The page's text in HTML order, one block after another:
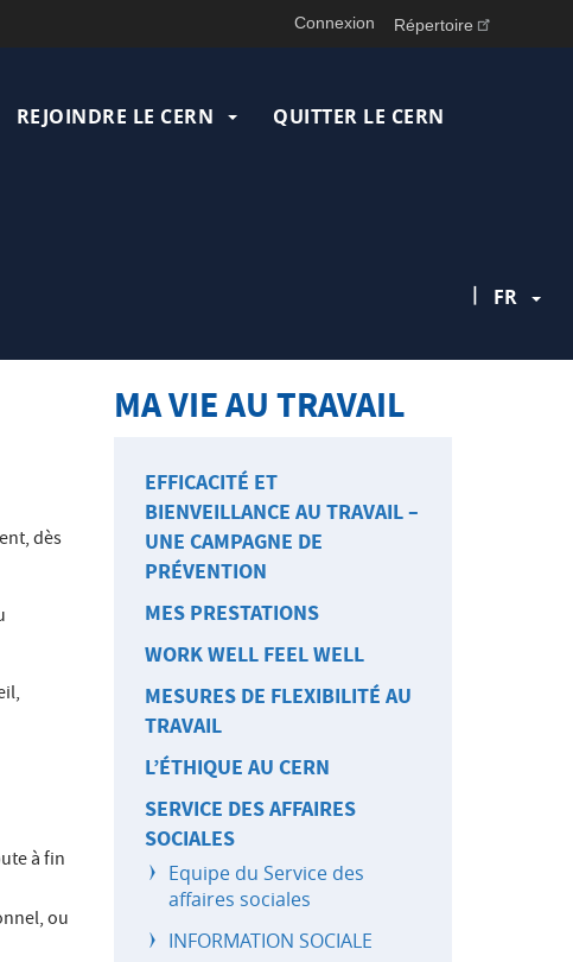
Connexion Répertoire
REJOINDRE LE CERN QUITTER LE CERN
| FR
dès
à fin
ou
MA VIE AU TRAVAIL
EFFICACITÉ ET
BIENVEILLANCE AU TRAVAIL –
UNE CAMPAGNE DE
PRÉVENTION
MES PRESTATIONS
WORK WELL FEEL WELL
MESURES DE FLEXIBILITÉ AU
TRAVAIL
L’ÉTHIQUE AU CERN
SERVICE DES AFFAIRES
SOCIALES
Equipe du Service des
affaires sociales
INFORMATION SOCIALE